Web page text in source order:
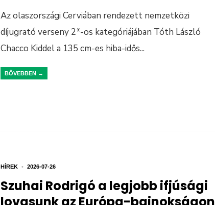
Az olaszországi Cerviában rendezett nemzetközi
díjugrató verseny 2*-os kategóriájában Tóth László
Chacco Kiddel a 135 cm-es hiba-idős...
BŐVEBBEN →
HÍREK • 2026-07-26
Szuhai Rodrigó a legjobb ifjúsági